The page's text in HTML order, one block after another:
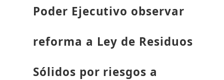
Poder Ejecutivo observar
reforma a Ley de Residuos
Sólidos por riesgos a